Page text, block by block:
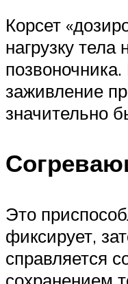
Корсет
нагрузку
заживление
значительно
Это
фиксирует,
справляется